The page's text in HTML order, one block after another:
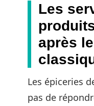
Les
après
Les épiceries
pas de